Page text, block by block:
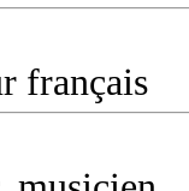
français